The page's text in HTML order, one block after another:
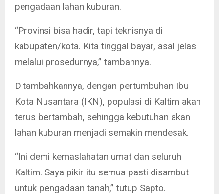
pengadaan lahan kuburan.
“Provinsi bisa hadir, tapi teknisnya di
kabupaten/kota. Kita tinggal bayar, asal jelas
melalui prosedurnya,” tambahnya.
Ditambahkannya, dengan pertumbuhan Ibu
Kota Nusantara (IKN), populasi di Kaltim akan
terus bertambah, sehingga kebutuhan akan
lahan kuburan menjadi semakin mendesak.
“Ini demi kemaslahatan umat dan seluruh
Kaltim. Saya pikir itu semua pasti disambut
untuk pengadaan tanah,” tutup Sapto.